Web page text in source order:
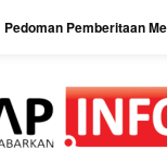
Pedoman Pemberitaan